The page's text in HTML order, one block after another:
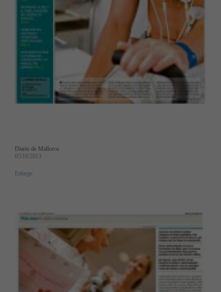
Diario de Mallorca
05/10/2013
Enlarge